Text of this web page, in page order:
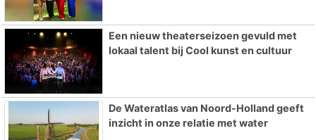
Een nieuw theaterseizoen gevuld met
lokaal talent bij Cool kunst en cultuur
De Wateratlas van Noord-Holland geeft
inzicht in onze relatie met water